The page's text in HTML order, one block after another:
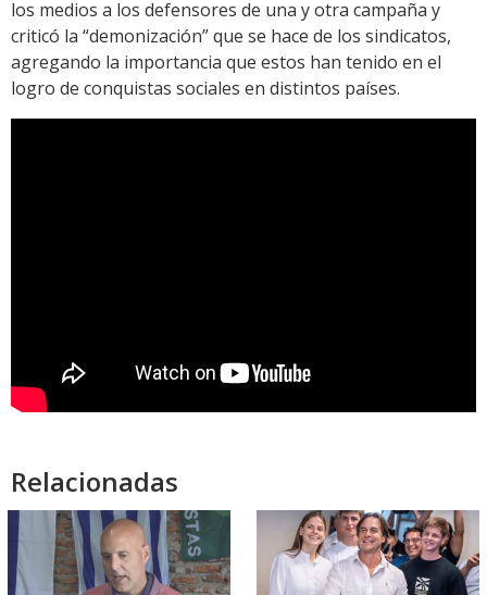
los medios a los defensores de una y otra campaña y
criticó la “demonización” que se hace de los sindicatos,
agregando la importancia que estos han tenido en el
logro de conquistas sociales en distintos países.
Relacionadas